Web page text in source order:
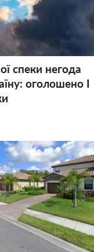
спеки негода
оголошено І